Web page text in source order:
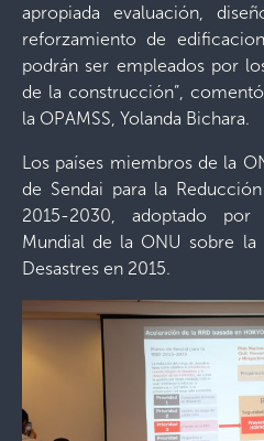
apropiada evaluación,
reforzamiento de
podrán ser empleados por
de la construcción”,
la OPAMSS, Yolanda Bichara.
Los países miembros de la
de Sendai para la
2015-2030, adoptado por
Mundial de la ONU sobre la
Desastres en 2015.